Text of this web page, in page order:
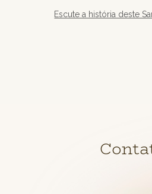
Escute a história deste